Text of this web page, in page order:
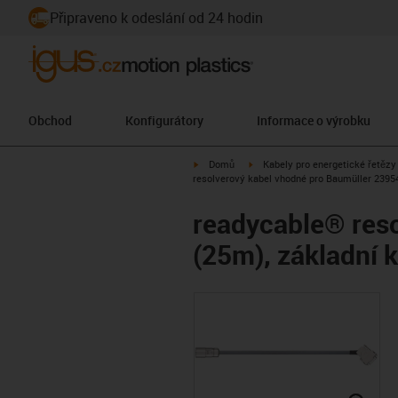
Připraveno k odeslání od 24 hodin
Obchod Konfigurátory Informace o výrobku
igus-icon-arrow-right
Domů igus-icon-arrow-right
Kabely pro energetické řetězy
resolverový kabel vhodné pro Baumüller
readycable®
(25m), základní